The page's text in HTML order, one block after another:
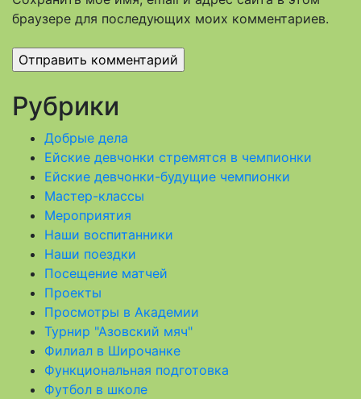
браузере для последующих моих комментариев.
Рубрики
Добрые дела
Ейские девчонки стремятся в чемпионки
Ейские девчонки-будущие чемпионки
Мастер-классы
Мероприятия
Наши воспитанники
Наши поездки
Посещение матчей
Проекты
Просмотры в Академии
Турнир "Азовский мяч"
Филиал в Широчанке
Функциональная подготовка
Футбол в школе